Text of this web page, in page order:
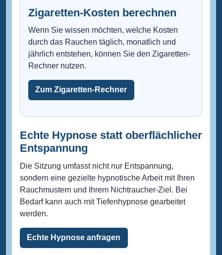
Zigaretten-Kosten berechnen
Wenn Sie wissen möchten, welche Kosten
durch das Rauchen täglich, monatlich und
jährlich entstehen, können Sie den Zigaretten-
Rechner nutzen.
Zum Zigaretten-Rechner
Echte Hypnose statt oberflächlicher
Entspannung
Die Sitzung umfasst nicht nur Entspannung,
sondern eine gezielte hypnotische Arbeit mit Ihren
Rauchmustern und Ihrem Nichtraucher-Ziel. Bei
Bedarf kann auch mit Tiefenhypnose gearbeitet
werden.
Echte Hypnose anfragen